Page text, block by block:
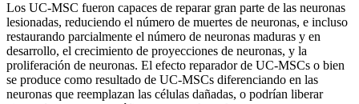
Los UC-MSC fueron capaces de reparar gran parte de las neuronas
lesionadas, reduciendo el número de muertes de neuronas, e incluso
restaurando parcialmente el número de neuronas maduras y en
desarrollo, el crecimiento de proyecciones de neuronas, y la
proliferación de neuronas. El efecto reparador de UC-MSCs o bien
se produce como resultado de UC-MSCs diferenciando en las
neuronas que reemplazan las células dañadas, o podrían liberar